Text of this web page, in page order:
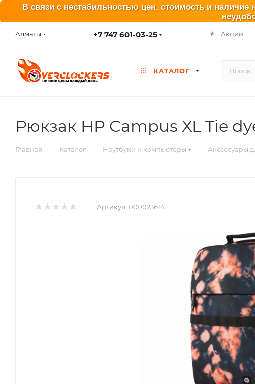
В связи с нестабильностью цен, стоимость и
Алматы +7 747 601-03-25 Акции
КАТАЛОГ
Рюкзак HP Campus XL Tie
Главная — Каталог — Ноутбуки и компьютеры — Акссесуары
Артикул: 000023614